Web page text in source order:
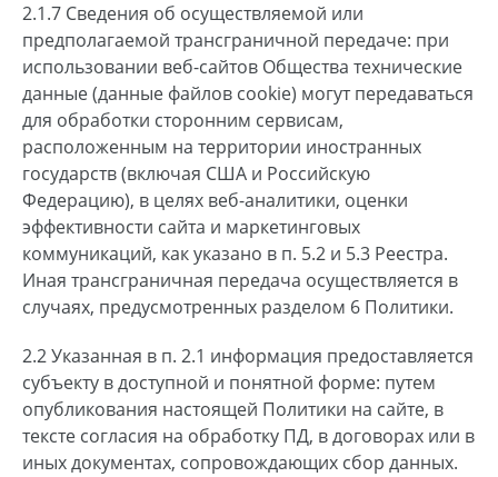
2.1.7 Сведения об осуществляемой или
предполагаемой трансграничной передаче: при
использовании веб-сайтов Общества технические
данные (данные файлов cookie) могут передаваться
для обработки сторонним сервисам,
расположенным на территории иностранных
государств (включая США и Российскую
Федерацию), в целях веб-аналитики, оценки
эффективности сайта и маркетинговых
коммуникаций, как указано в п. 5.2 и 5.3 Реестра.
Иная трансграничная передача осуществляется в
случаях, предусмотренных разделом 6 Политики.
2.2 Указанная в п. 2.1 информация предоставляется
субъекту в доступной и понятной форме: путем
опубликования настоящей Политики на сайте, в
тексте согласия на обработку ПД, в договорах или в
иных документах, сопровождающих сбор данных.